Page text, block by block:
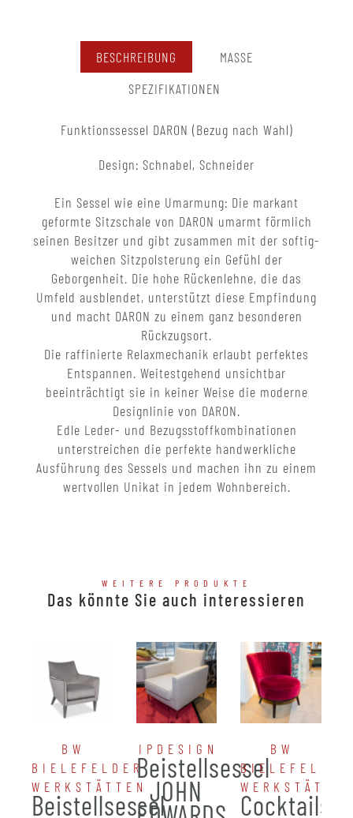
BESCHREIBUNG
MASSE
SPEZIFIKATIONEN
Funktionssessel DARON (Bezug nach Wahl)
Design: Schnabel, Schneider
Ein Sessel wie eine Umarmung: Die markant
geformte Sitzschale von DARON umarmt förmlich
seinen Besitzer und gibt zusammen mit der softig-
weichen Sitzpolsterung ein Gefühl der
Geborgenheit. Die hohe Rückenlehne, die das
Umfeld ausblendet, unterstützt diese Empfindung
und macht DARON zu einem ganz besonderen
Rückzugsort.
Die raffinierte Relaxmechanik erlaubt perfektes
Entspannen. Weitestgehend unsichtbar
beeinträchtigt sie in keiner Weise die moderne
Designlinie von DARON.
Edle Leder- und Bezugsstoffkombinationen
unterstreichen die perfekte handwerkliche
Ausführung des Sessels und machen ihn zu einem
wertvollen Unikat in jedem Wohnbereich.
WEITERE PRODUKTE
Das könnte Sie auch interessieren
BW
BIELEFELDER
WERKSTÄTTEN
Beistellsessel
IPDESIGN
Beistellsessel
JOHN
BW
BIELEFELDER